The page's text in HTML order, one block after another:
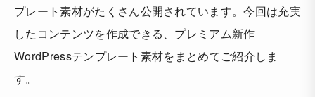
プレート素材がたくさん公開されています。今回は充実
したコンテンツを作成できる、プレミアム新作
WordPressテンプレート素材をまとめてご紹介しま
す。